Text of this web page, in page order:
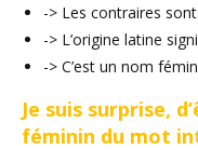
-> Les contraires
-> L’origine latine
-> C’est un nom
Je suis surprise,
féminin du mot